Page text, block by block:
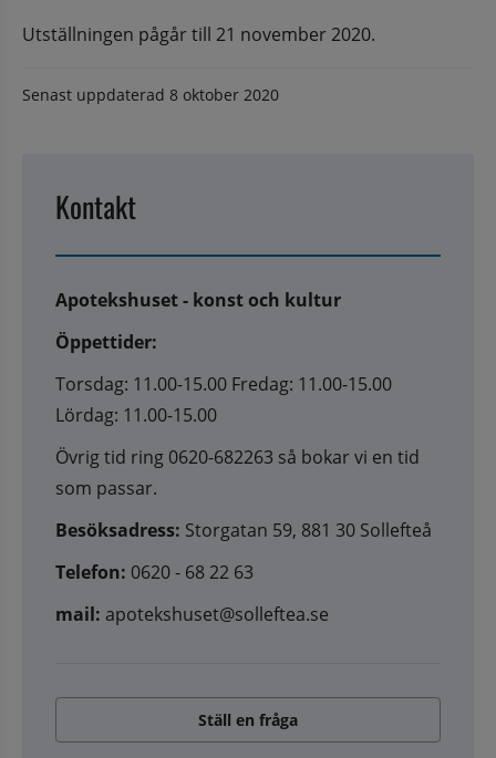
Utställningen pågår till 21 november 2020.
Senast uppdaterad 8 oktober 2020
Kontakt
Apotekshuset - konst och kultur
Öppettider:
Torsdag: 11.00-15.00 Fredag: 11.00-15.00
Lördag: 11.00-15.00
Övrig tid ring 0620-682263 så bokar vi en tid
som passar.
Besöksadress: Storgatan 59, 881 30 Sollefteå
Telefon: 0620 - 68 22 63
mail: apotekshuset@solleftea.se
Ställ en fråga